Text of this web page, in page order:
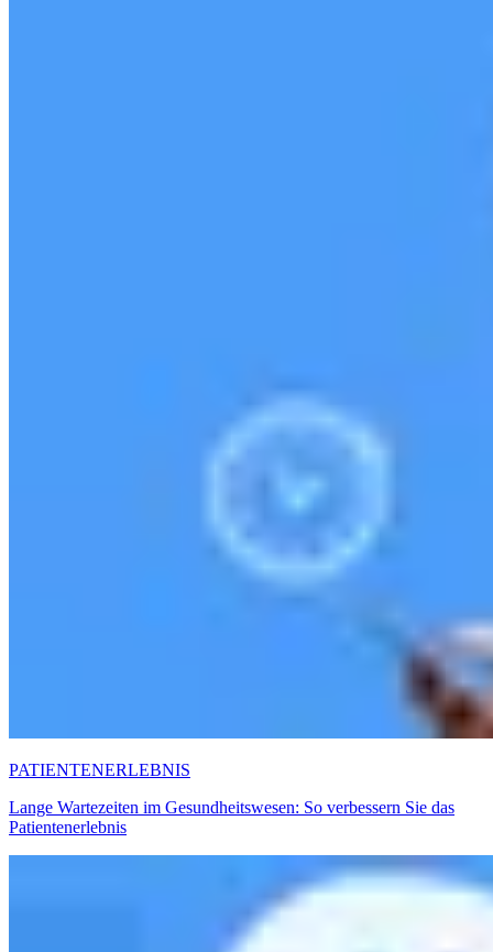
PATIENTENERLEBNIS
Lange Wartezeiten im Gesundheitswesen: So verbessern Sie das
Patientenerlebnis